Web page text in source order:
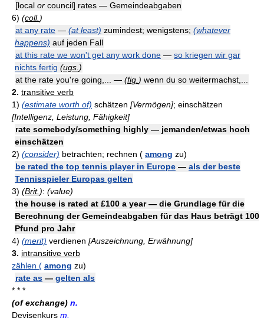
[local or council] rates — Gemeindeabgaben
6) (coll.)
at any rate — (at least) zumindest; wenigstens; (whatever
happens) auf jeden Fall
at this rate we won't get any work done — so kriegen wir gar
nichts fertig (ugs.)
at the rate you're going,... — (fig.) wenn du so weitermachst,...
2. transitive verb
1) (estimate worth of) schätzen [Vermögen]; einschätzen
[Intelligenz, Leistung, Fähigkeit]
rate somebody/something highly — jemanden/etwas hoch
einschätzen
2) (consider) betrachten; rechnen ( among zu)
be rated the top tennis player in Europe — als der beste
Tennisspieler Europas gelten
3) (Brit.): (value)
the house is rated at £100 a year — die Grundlage für die
Berechnung der Gemeindeabgaben für das Haus beträgt 100
Pfund pro Jahr
4) (merit) verdienen [Auszeichnung, Erwähnung]
3. intransitive verb
zählen ( among zu)
rate as — gelten als
* * *
(of exchange) n.
Devisenkurs m.